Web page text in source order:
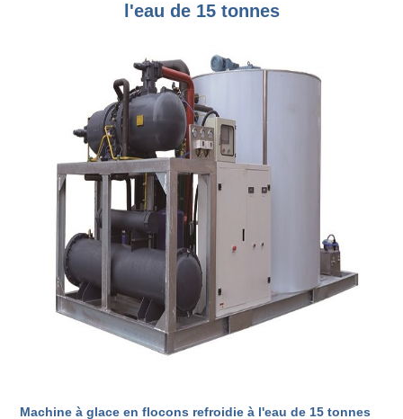
l'eau de 15 tonnes
Machine à glace en flocons refroidie à l'eau de 15 tonnes